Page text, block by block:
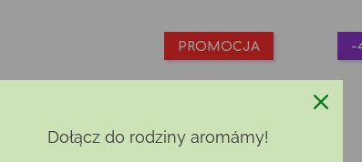
PROMOCJA -
Dołącz do rodziny aromámy!